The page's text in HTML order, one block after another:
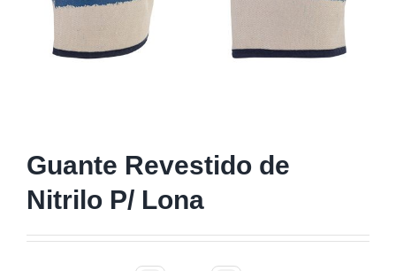
Guante Revestido de
Nitrilo P/ Lona